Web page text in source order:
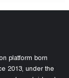
platform born
2013, under the